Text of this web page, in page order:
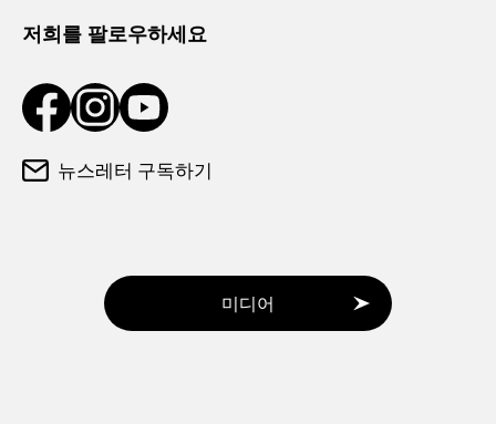
저희를 팔로우하세요
뉴스레터 구독하기
미디어